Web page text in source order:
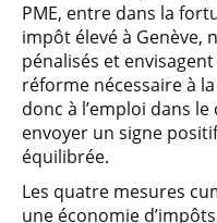
PME, entre dans la
impôt élevé à Genève,
pénalisés et
réforme nécessaire à
donc à l’emploi dans
envoyer un signe
équilibrée.
Les quatre mesures
une économie